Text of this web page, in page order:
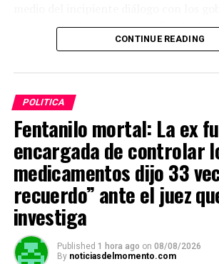
aliados, La Libertad Avanzadiseña la
desplegará rumbo a los comicios
CONTINUE READING
POLITICA
Fentanilo mortal: La ex
encargada de controlar
medicamentos dijo 33
recuerdo” ante el juez
investiga
Published 1 hora ago on 08/08/2026
By noticiasdelmomento.com